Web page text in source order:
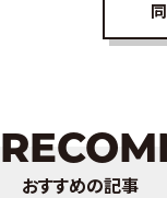
おすすめの記事